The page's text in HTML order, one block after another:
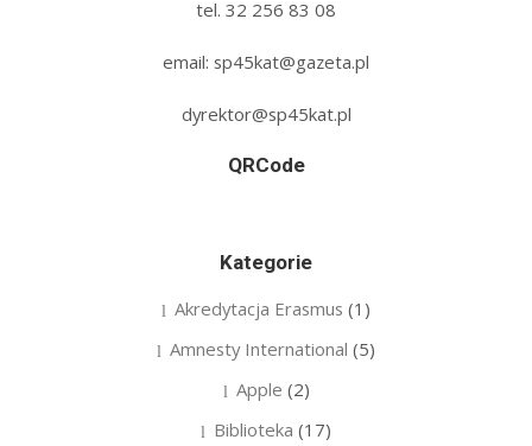
tel. 32 256 83 08‬
email: sp45kat@gazeta.pl
dyrektor@sp45kat.pl
QRCode
Kategorie
Akredytacja Erasmus (1)
Amnesty International (5)
Apple (2)
Biblioteka (17)